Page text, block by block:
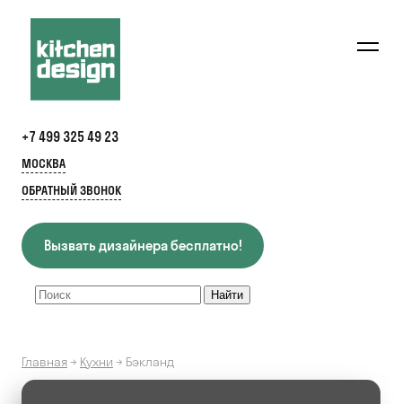
+7 499 325 49 23
МОСКВА
ОБРАТНЫЙ ЗВОНОК
Вызвать дизайнера бесплатно!
Главная→ Кухни → Бэкланд